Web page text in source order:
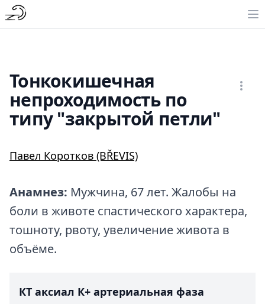
Тонкокишечная
непроходимость по
типу "закрытой петли"
Павел Коротков (BŘEVIS)
Анамнез: Мужчина, 67 лет. Жалобы на
боли в животе спастического характера,
тошноту, рвоту, увеличение живота в
объёме.
КТ аксиал К+ артериальная фаза